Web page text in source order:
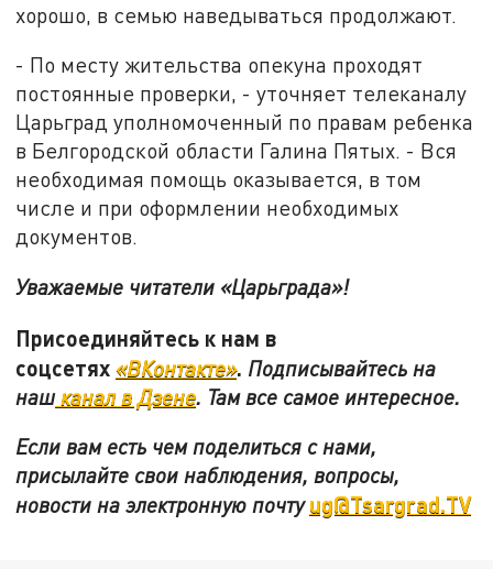
хорошо, в семью наведываться продолжают.
- По месту жительства опекуна проходят
постоянные проверки, - уточняет телеканалу
Царьград уполномоченный по правам ребенка
в Белгородской области Галина Пятых. - Вся
необходимая помощь оказывается, в том
числе и при оформлении необходимых
документов.
Уважаемые читатели «Царьграда»!
Присоединяйтесь к нам в
соцсетях«ВКонтакте». Подписывайтесь на
нашканал в Дзене. Там все самое интересное.
Если вам есть чем поделиться с нами,
присылайте свои наблюдения, вопросы,
новости на электронную почтуug@Tsargrad.TV